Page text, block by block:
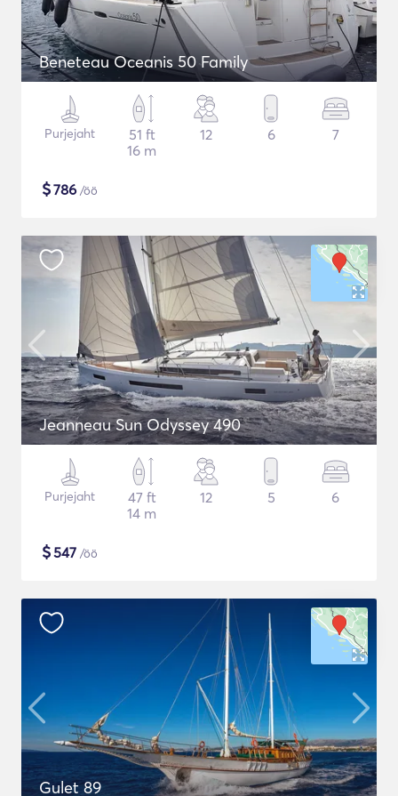
Beneteau Oceanis 50 Family
Purjejaht
51 ft
16 m
12 6 7
$786 /öö
Jeanneau Sun Odyssey 490
Purjejaht
47 ft
14 m
12 5 6
$547 /öö
Gulet 89